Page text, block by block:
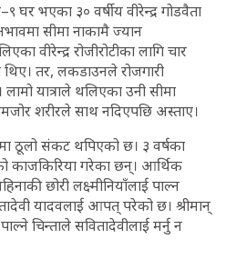
घर भएका ३० वर्षीय वीरेन्द्र गोडवैता
सीमा नाकामै ज्यान
वीरेन्द्र रोजीरोटीका लागि चार
तर, लकडाउनले रोजगारी
यात्राले थलिएका उनी सीमा
शरीरले साथ नदिएपछि अस्ताए।
ठूलो संकट थपिएको छ। ३ वर्षका
काजकिरिया गरेका छन्। आर्थिक
छोरी लक्ष्मीनियाँलाई पाल्न
यादवलाई आपत् परेको छ। श्रीमान्
चिन्ताले सवितादेवीलाई मर्नु न